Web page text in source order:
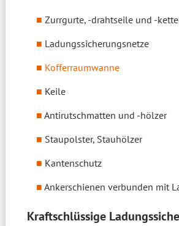
Zurrgurte, -drahtseile und -
Ladungssicherungsnetze
Kofferraumwanne
Keile
Antirutschmatten und -hölzer
Staupolster, Stauhölzer
Kantenschutz
Ankerschienen verbunden mit
Kraftschlüssige